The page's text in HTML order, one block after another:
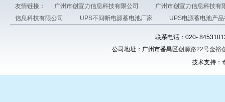
友情链接： 广州市创宣力信息科技有限公司
广州市创宣力信息科技有
信息科技有限公司
UPS不间断电源蓄电池厂家 UPS电源蓄电池产
联系电话：020-
公司地址：广州市番禺区创源路22号金裕
技术支持：